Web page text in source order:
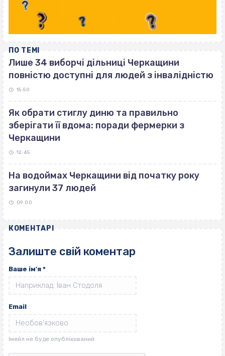
ПО ТЕМІ
Лише 34 виборчі дільниці Черкащини
повністю доступні для людей з інвалідністю
15:50
Як обрати стиглу диню та правильно
зберігати її вдома: поради фермерки з
Черкащини
12:45
На водоймах Черкащини від початку року
загинули 37 людей
09:00
КОМЕНТАРІ
Залиште свій коментар
Ваше ім'я *
Email